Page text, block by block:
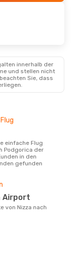
innerhalb der
und stellen nicht
Sie, dass
Podgorica der
in den
gefunden
Airport